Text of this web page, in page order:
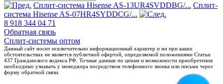
Сплит-система Hisense AS-13UR4SVDDBG/... Сплит-
система Hisense AS-07HR4SYDDCG/...
8 918 344 04 71
Обратная связь
Сплит-системы оптом
Данный сайт носит исключительно информационный характер и ни при каких
обстоятельствах не является публичной офертой, определяемой положениями Статьи
437 Гражданского кодекса РФ. Точные данные по ценам и возможности приобретения
необходимо узнавать у менеджера посредством телефонного звонка или письма через
форму обратной связи.